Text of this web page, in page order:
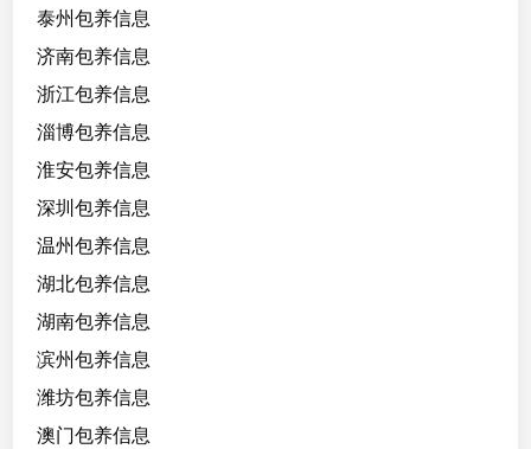
泰州包养信息
济南包养信息
浙江包养信息
淄博包养信息
淮安包养信息
深圳包养信息
温州包养信息
湖北包养信息
湖南包养信息
滨州包养信息
潍坊包养信息
澳门包养信息